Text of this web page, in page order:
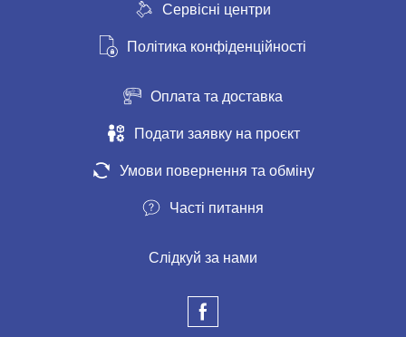
Сервісні центри
Політика конфіденційності
Оплата та доставка
Подати заявку на проєкт
Умови повернення та обміну
Часті питання
Слідкуй за нами